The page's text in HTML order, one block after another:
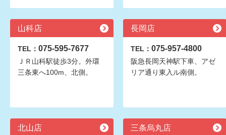
山科店
TEL： 075-595-7677
ＪＲ山科駅徒歩3分。外環
三条東へ100m、北側。
長岡店
TEL： 075-957-4800
阪急長岡天神駅下車、アゼ
リア通り東入ル南側。
北山店 三条烏丸店